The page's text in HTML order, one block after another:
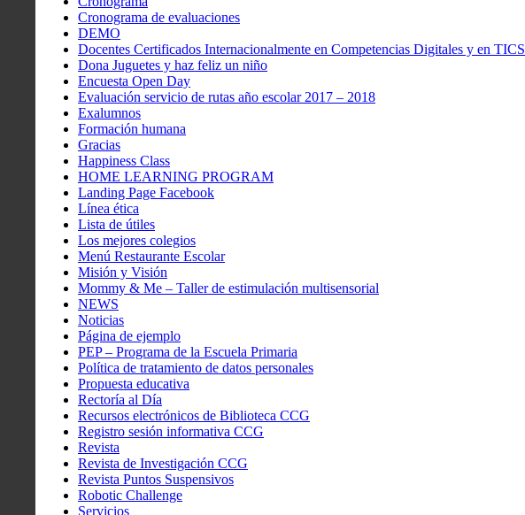
Cronograma de evaluaciones
DEMO
Docentes Certificados Internacionalmente en Competencias Digitales y en TICS
Dona Juguetes y haz feliz un niño
Encuesta Open Day
Evaluación servicio de rutas año escolar 2017 – 2018
Exalumnos
Formación humana
Gracias
Happiness Class
HOME LEARNING PROGRAM
Landing Page Facebook
Línea ética
Lista de útiles
Los mejores colegios
Menú Restaurante Escolar
Misión y Visión
Mommy & Me – Taller de estimulación multisensorial
NEWS
Noticias
Página de ejemplo
PEP – Programa de la Escuela Primaria
Política de tratamiento de datos personales
Propuesta educativa
Rectoría al Día
Recursos electrónicos de Biblioteca CCG
Registro sesión informativa CCG
Revista
Revista de Investigación CCG
Revista Puntos Suspensivos
Robotic Challenge
Servicios